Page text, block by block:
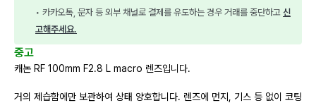
• 카카오톡, 문자 등 외부 채널로 결제를 유도하는 경우 거래를 중단하고 신
고해주세요.
중고
캐논 RF 100mm F2.8 L macro 렌즈입니다.
거의 제습함에만 보관하여 상태 양호합니다. 렌즈에 먼지, 기스 등 없이 코팅